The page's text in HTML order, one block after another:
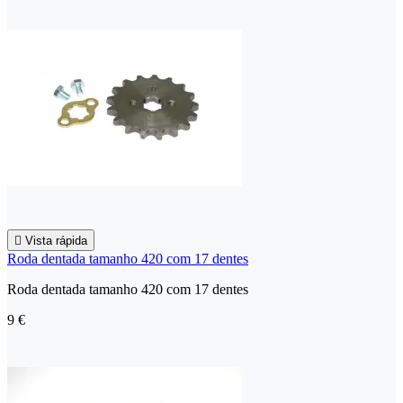
 Vista rápida
Roda dentada tamanho 420 com 17 dentes
Roda dentada tamanho 420 com 17 dentes
9 €